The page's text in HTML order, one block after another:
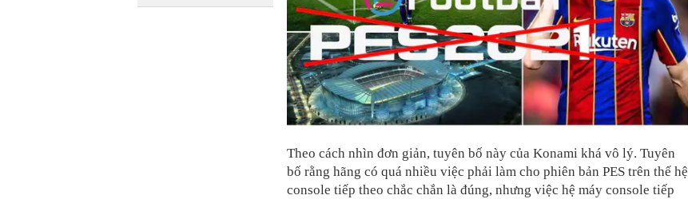
Theo cách nhìn đơn giản, tuyên bố này của Konami khá vô lý. Tuyên
bố rằng hãng có quá nhiều việc phải làm cho phiên bản PES trên thế hệ
console tiếp theo chắc chắn là đúng, nhưng việc hệ máy console tiếp